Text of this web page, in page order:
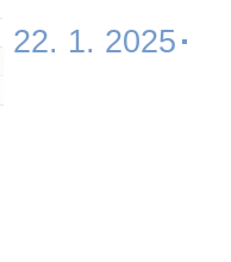
22. 1. 2025